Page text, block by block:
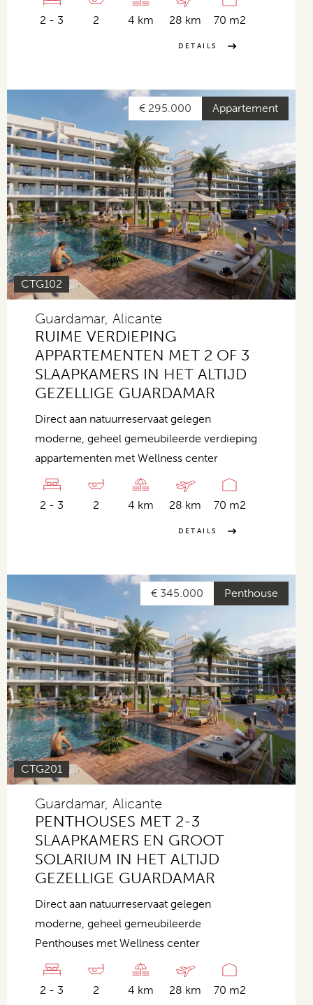
2 - 3 2 4 km 28 km 70 m2
DETAILS
Appartement
€ 295.000
CTG102
Guardamar, Alicante
RUIME VERDIEPING
APPARTEMENTEN MET 2 OF 3
SLAAPKAMERS IN HET ALTIJD
GEZELLIGE GUARDAMAR
Direct aan natuurreservaat gelegen
moderne, geheel gemeubileerde verdieping
appartementen met Wellness center
2 - 3 2 4 km 28 km 70 m2
DETAILS
Penthouse
€ 345.000
CTG201
Guardamar, Alicante
PENTHOUSES MET 2-3
SLAAPKAMERS EN GROOT
SOLARIUM IN HET ALTIJD
GEZELLIGE GUARDAMAR
Direct aan natuurreservaat gelegen
moderne, geheel gemeubileerde
Penthouses met Wellness center
2 - 3 2 4 km 28 km 70 m2